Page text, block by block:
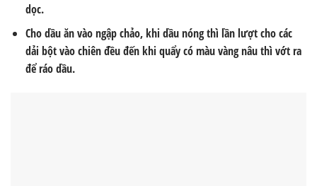
dọc.
Cho dầu ăn vào ngập chảo, khi dầu nóng thì lần lượt cho các
dải bột vào chiên đều đến khi quẩy có màu vàng nâu thì vớt ra
để ráo dầu.